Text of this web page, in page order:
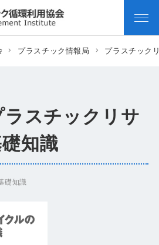
プラスチック情報局 プラスチック
スチックリサ
知識
礎知識